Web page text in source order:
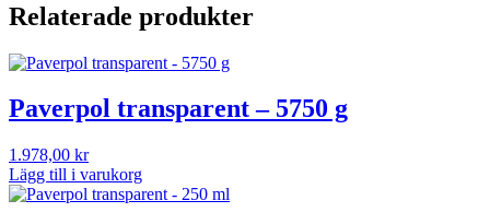
Relaterade produkter
Paverpol transparent – 5750 g
1.978,00 kr
Lägg till i varukorg